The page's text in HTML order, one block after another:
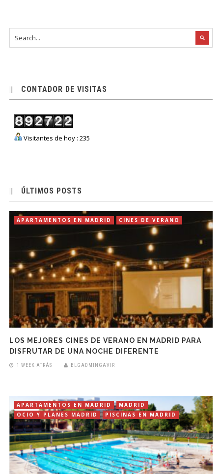
CONTADOR DE VISITAS
Visitantes de hoy : 235
ÚLTIMOS POSTS
APARTAMENTOS EN MADRID CINES DE VERANO
LOS MEJORES CINES DE VERANO EN MADRID PARA
DISFRUTAR DE UNA NOCHE DIFERENTE
1 WEEK ATRÁS BLGADMINGAVIR
APARTAMENTOS EN MADRID
MADRID
OCIO Y PLANES MADRID
PISCINAS EN MADRID